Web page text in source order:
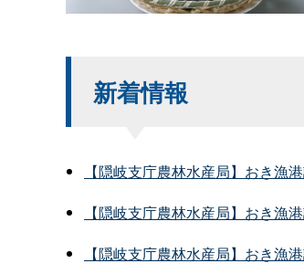
新着情報
【隠岐支庁農林水産局】おき漁
【隠岐支庁農林水産局】おき漁
【隠岐支庁農林水産局】おき漁